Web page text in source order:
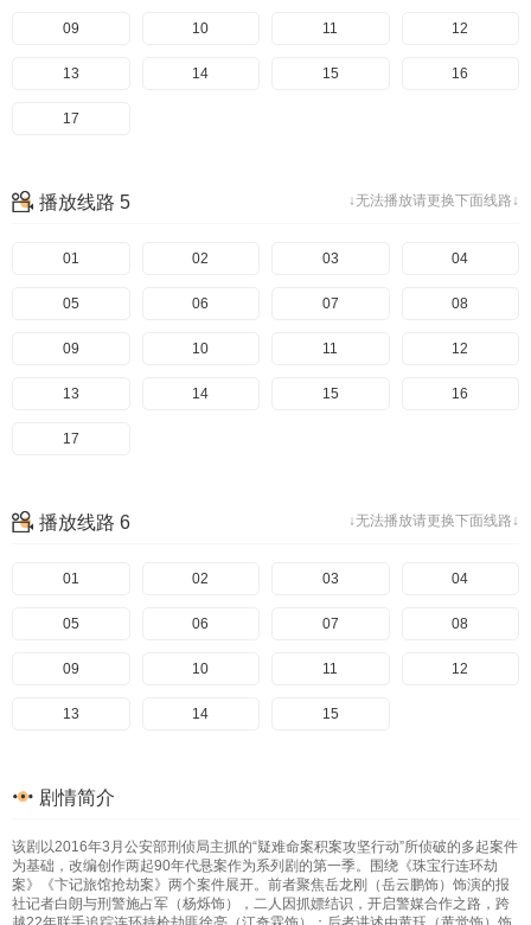
09 10 11 12
13 14 15 16
17
↓无法播放请更换下面线路↓
播放线路 5
01 02 03 04
05 06 07 08
09 10 11 12
13 14 15 16
17
↓无法播放请更换下面线路↓
播放线路 6
01 02 03 04
05 06 07 08
09 10 11 12
13 14 15
剧情简介
该剧以2016年3月公安部刑侦局主抓的“疑难命案积案攻坚行动”所侦破的多起案件
为基础，改编创作两起90年代悬案作为系列剧的第一季。围绕《珠宝行连环劫
案》《卞记旅馆抢劫案》两个案件展开。前者聚焦岳龙刚（岳云鹏饰）饰演的报
社记者白朗与刑警施占军（杨烁饰），二人因抓嫖结识，开启警媒合作之路，跨